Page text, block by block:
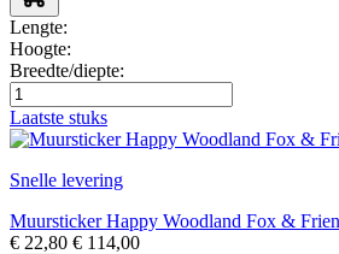
Lengte:
Hoogte:
Breedte/diepte:
Laatste stuks
Snelle levering
Muursticker Happy Woodland Fox &
€ 22,80 € 114,00